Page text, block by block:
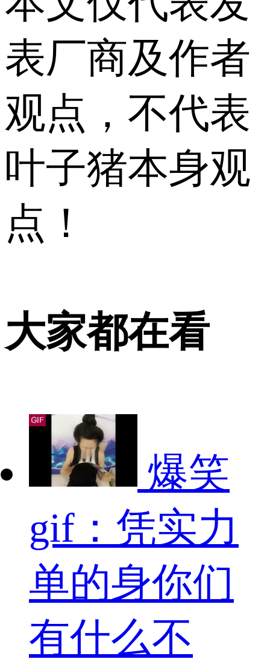
表厂商及作者
观点，不代表
叶子猪本身观
点！
大家都在看
爆笑
gif：凭实力
单的身你们
有什么不